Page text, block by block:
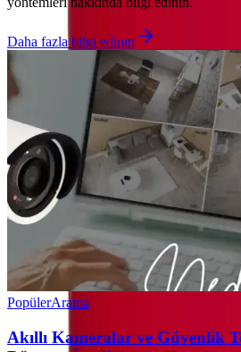
Daha fazla bilgi edinin
PopülerArama
Akıllı Kameralar ve Güvenlik